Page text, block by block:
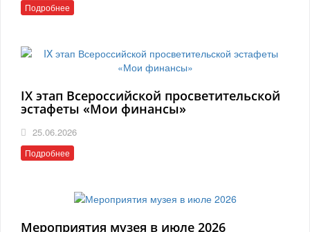
Подробнее
IX этап Всероссийской просветительской
эстафеты «Мои финансы»
25.06.2026
Подробнее
Мероприятия музея в июле 2026